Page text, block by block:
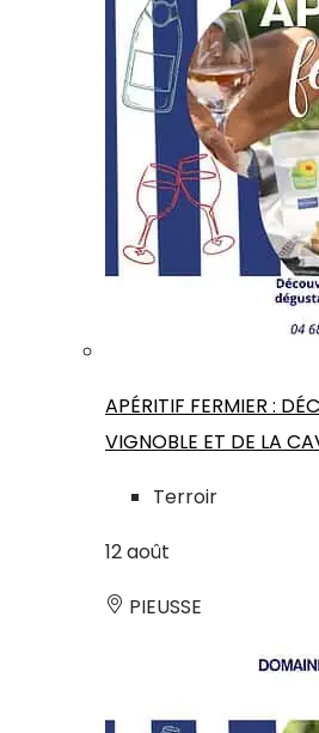
APÉRITIF FERMIER :
VIGNOBLE ET DE LA
Terroir
12août
PIEUSSE